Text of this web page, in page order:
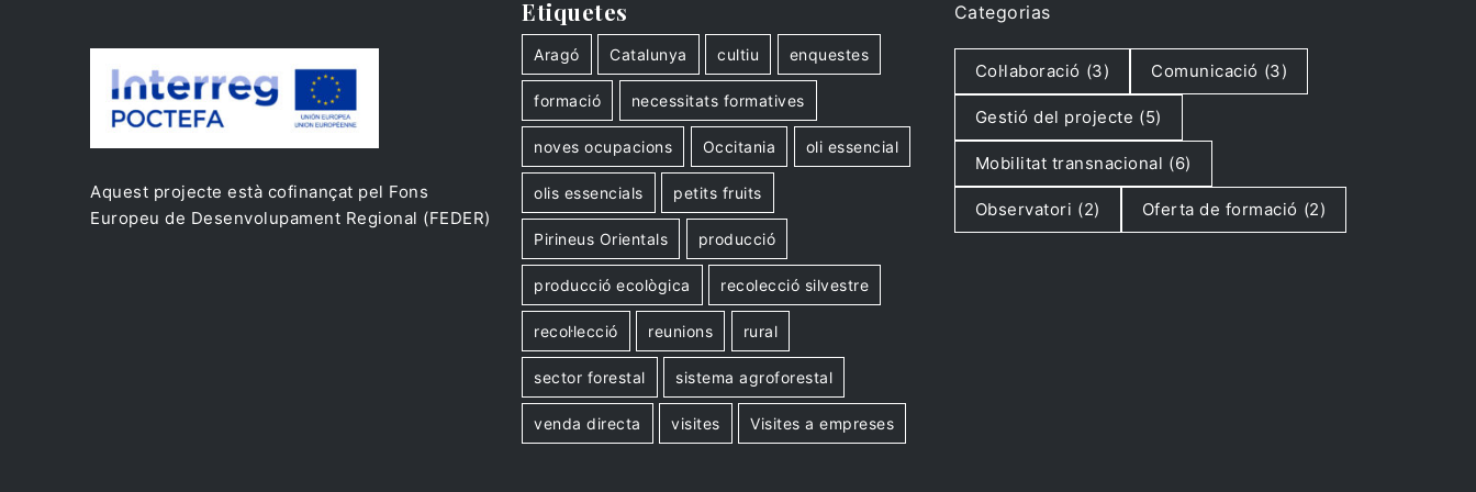
Aquest projecte està cofinançat pel Fons
Europeu de Desenvolupament Regional (FEDER)
Etiquetes
Aragó Catalunya cultiu enquestes
formació necessitats formatives
noves ocupacions Occitania oli essencial
olis essencials petits fruits
Pirineus Orientals producció
producció ecològica recolecció silvestre
recol·lecció reunions rural
sector forestal sistema agroforestal
venda directa visites Visites a empreses
Categorias
Col·laboració (3) Comunicació (3)
Gestió del projecte (5)
Mobilitat transnacional (6)
Observatori (2) Oferta de formació (2)